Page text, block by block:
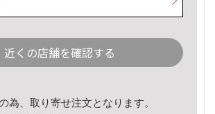
近くの店舗を確認する
為、取り寄せ注文となります。